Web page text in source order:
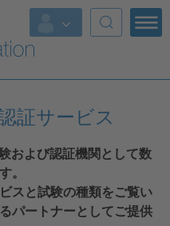
証サービス
および認証機関として数
。
スと試験の種類をご覧い
パートナーとしてご提供